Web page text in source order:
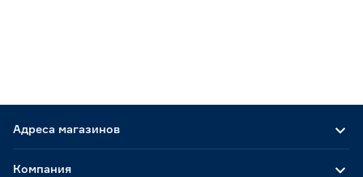
Адреса магазинов
Компания